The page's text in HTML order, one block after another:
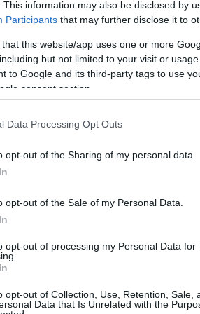
This information may also be disclosed by
Participants that may further disclose it to
that this website/app uses one or more
but not limited to your visit or
to Google and its third-party tags to use
consent section.
Data Processing Opt Outs
opt-out of the Sharing of my personal data.
opt-out of the Sale of my Personal Data.
opt-out of processing my Personal Data for
opt-out of Collection, Use, Retention, Sale,
Data that Is Unrelated with the
A
BŐVEN
MÁNIÁNAK
a Lángoló!
, ahol az eddigieknél jóval több